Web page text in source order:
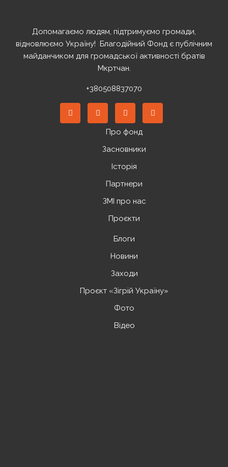
Допомагаємо людям, підтримуємо громади,
відновлюємо Україну! ️ Благодійний Фонд є публічним
майданчиком для громадської активності братів
Мкртчан.
+380508837070
Про фонд
Засновники
Історія
Партнери
ЗМІ про нас
Проєкти
Блоги
Новини
Заходи
Проєкт «Зігрій Україну»
Фото
Відео